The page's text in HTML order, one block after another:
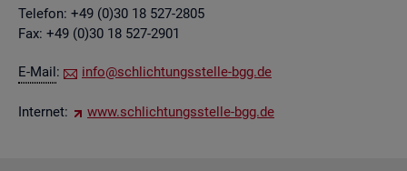
Te­le­fon: +49 (0)30 18 527-2805
Fax: +49 (0)30 18 527-2901
E-Mail: info@​sch​lich​tung​sste​lle-​bgg.​de
In­ter­net: www.​sch​lich​tung​sste​lle-​bgg.​de